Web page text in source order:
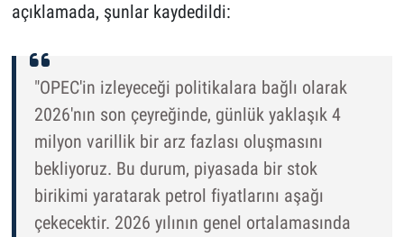
açıklamada, şunlar kaydedildi:
"OPEC'in izleyeceği politikalara bağlı olarak
2026'nın son çeyreğinde, günlük yaklaşık 4
milyon varillik bir arz fazlası oluşmasını
bekliyoruz. Bu durum, piyasada bir stok
birikimi yaratarak petrol fiyatlarını aşağı
çekecektir. 2026 yılının genel ortalamasında